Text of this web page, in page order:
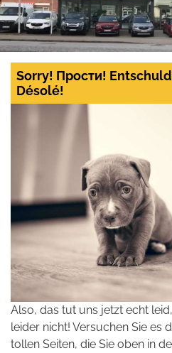
Sorry! Прости!
Désolé!
Also, das tut uns jetzt echt
leider nicht! Versuchen Sie es
tollen Seiten, die Sie oben in